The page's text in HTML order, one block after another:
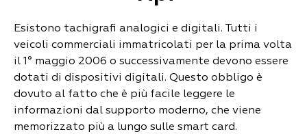
Esistono tachigrafi analogici e digitali. Tutti i
veicoli commerciali immatricolati per la prima volta
il 1° maggio 2006 o successivamente devono essere
dotati di dispositivi digitali. Questo obbligo è
dovuto al fatto che è più facile leggere le
informazioni dal supporto moderno, che viene
memorizzato più a lungo sulle smart card.